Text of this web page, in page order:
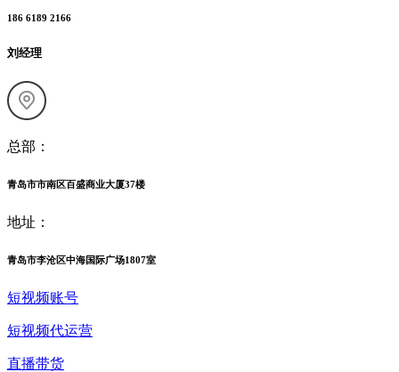
186 6189 2166
刘经理
总部：
青岛市市南区百盛商业大厦37楼
地址：
青岛市李沧区中海国际广场1807室
短视频账号
短视频代运营
直播带货